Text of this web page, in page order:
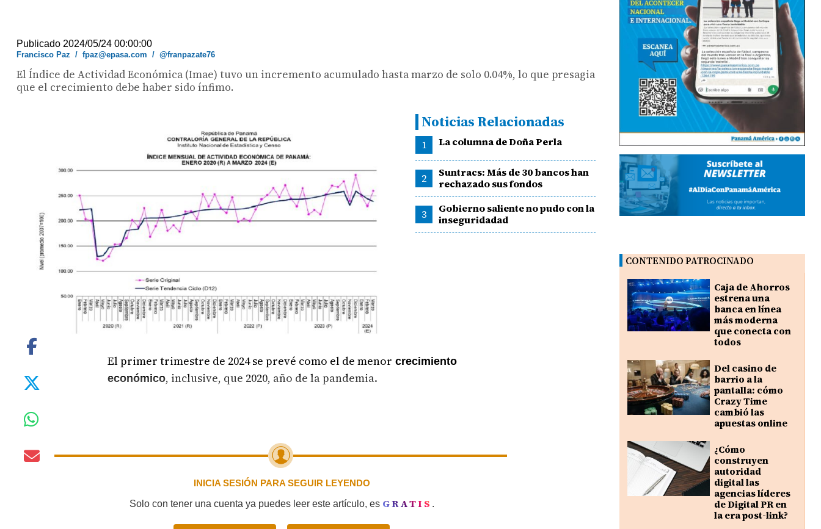
Publicado 2024/05/24 00:00:00
Francisco Paz /fpaz@epasa.com /@franpazate76
El Índice de Actividad Económica (Imae) tuvo un incremento acumulado hasta marzo de solo 0.04%, lo que presagia
que el crecimiento debe haber sido ínfimo.
Noticias Relacionadas
1 La columna de Doña Perla
2
Suntracs: Más de 30 bancos han
rechazado sus fondos
3
Gobierno saliente no pudo con la
inseguridadad
El primer trimestre de 2024 se prevé como el de menor crecimiento
económico, inclusive, que 2020, año de la pandemia.
INICIA SESIÓN PARA SEGUIR LEYENDO
Solo con tener una cuenta ya puedes leer este artículo, es GRATIS.
CONTENIDO PATROCINADO
Caja de Ahorros
estrena una
banca en línea
más moderna
que conecta con
todos
Del casino de
barrio a la
pantalla: cómo
Crazy Time
cambió las
apuestas online
¿Cómo
construyen
autoridad
digital las
agencias líderes
de Digital PR en
la era post-link?